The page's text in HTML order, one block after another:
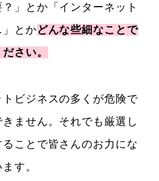
？」とか「インターネット
とかどんな些細なことで
さい。
ビジネスの多くが危険で
ません。それでも厳選し
ことで皆さんのお力にな
す。